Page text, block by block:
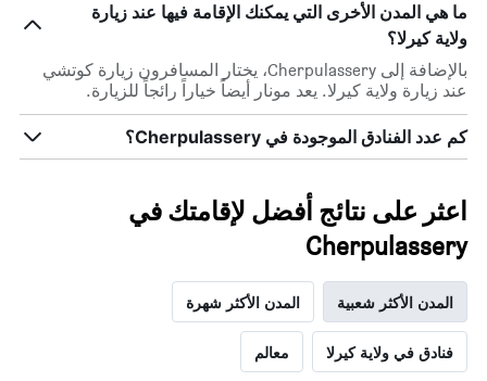
ما هي المدن الأخرى التي يمكنك الإقامة فيها عند زيارة
ولاية كيرلا؟
بالإضافة إلى Cherpulassery، يختار المسافرون زيارة كوتشي
عند زيارة ولاية كيرلا. يعد مونار أيضاً خياراً رائجاً للزيارة.
كم عدد الفنادق الموجودة في Cherpulassery؟
اعثر على نتائج أفضل لإقامتك في
Cherpulassery
المدن الأكثر شعبية المدن الأكثر شهرة
فنادق في ولاية كيرلا معالم